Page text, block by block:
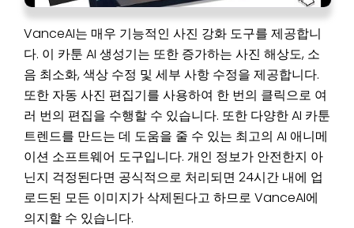
VanceAI는 매우 기능적인 사진 강화 도구를 제공합니
다. 이 카툰 AI 생성기는 또한 증가하는 사진 해상도, 소
음 최소화, 색상 수정 및 세부 사항 수정을 제공합니다.
또한 자동 사진 편집기를 사용하여 한 번의 클릭으로 여
러 번의 편집을 수행할 수 있습니다. 또한 다양한 AI 카툰
트렌드를 만드는 데 도움을 줄 수 있는 최고의 AI 애니메
이션 소프트웨어 도구입니다. 개인 정보가 안전한지 아
닌지 걱정된다면 공식적으로 처리되면 24시간 내에 업
로드된 모든 이미지가 삭제된다고 하므로 VanceAI에
의지할 수 있습니다.